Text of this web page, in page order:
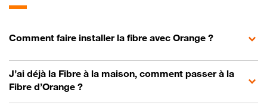
Comment faire installer la fibre avec Orange ?
J’ai déjà la Fibre à la maison, comment passer à la
Fibre d’Orange ?